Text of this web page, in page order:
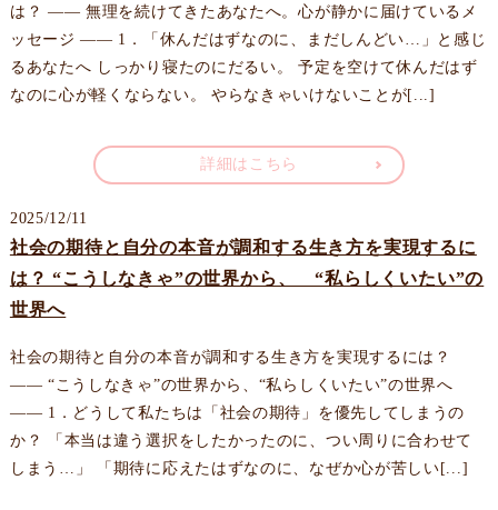
は？ —— 無理を続けてきたあなたへ。心が静かに届けているメ
ッセージ —— 1．「休んだはずなのに、まだしんどい…」と感じ
るあなたへ しっかり寝たのにだるい。 予定を空けて休んだはず
なのに心が軽くならない。 やらなきゃいけないことが[...]
詳細はこちら
2025/12/11
社会の期待と自分の本音が調和する生き方を実現するに
は？ “こうしなきゃ”の世界から、 “私らしくいたい”の
世界へ
社会の期待と自分の本音が調和する生き方を実現するには？
—— “こうしなきゃ”の世界から、“私らしくいたい”の世界へ
—— 1．どうして私たちは「社会の期待」を優先してしまうの
か？ 「本当は違う選択をしたかったのに、つい周りに合わせて
しまう…」 「期待に応えたはずなのに、なぜか心が苦しい[...]